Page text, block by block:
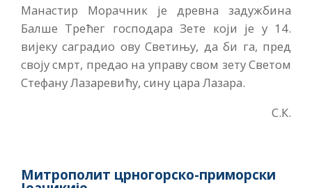
Манастир Морачник је древна задужбина
Балше Трећег господара Зете који је у 14.
вијеку саградио ову Светињу, да би га, пред
своју смрт, предао на управу свом зету Светом
Стефану Лазаревићу, сину цара Лазара.
С.К.
Митрополит црногорско-приморски